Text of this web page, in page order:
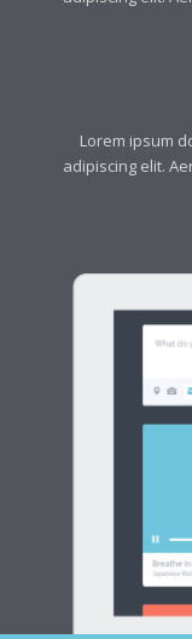
Lorem ipsum
adipiscing elit.